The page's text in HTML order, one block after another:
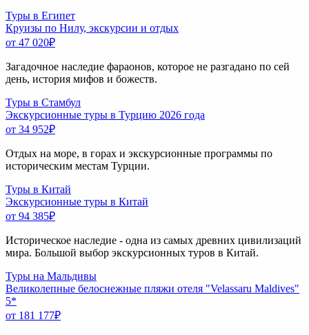
Туры в Египет
Круизы по Нилу, экскурсии и отдых
от 47 020₽
Загадочное наследие фараонов, которое не разгадано по сей
день, история мифов и божеств.
Туры в Стамбул
Экскурсионные туры в Турцию 2026 года
от 34 952₽
Отдых на море, в горах и экскурсионные программы по
историческим местам Турции.
Туры в Китай
Экскурсионные туры в Китай
от 94 385₽
Историческое наследие - одна из самых древних цивилизаций
мира. Большой выбор экскурсионных туров в Китай.
Туры на Мальдивы
Великолепные белоснежные пляжи отеля "Velassaru Maldives"
5*
от 181 177₽